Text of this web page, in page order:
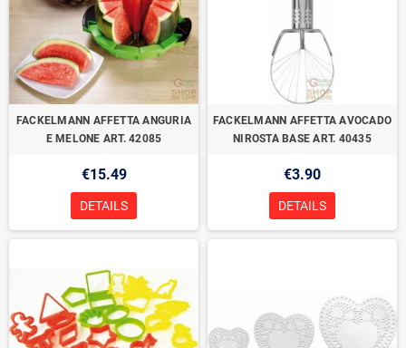
FACKELMANN AFFETTA ANGURIA
E MELONE ART. 42085
€15.49
DETAILS
FACKELMANN AFFETTA AVOCADO
NIROSTA BASE ART. 40435
€3.90
DETAILS